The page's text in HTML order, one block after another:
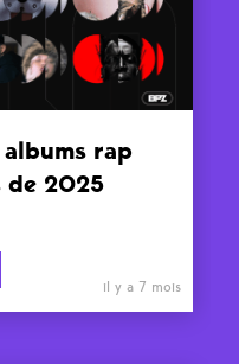
rap
de 2025
il y a 7 mois